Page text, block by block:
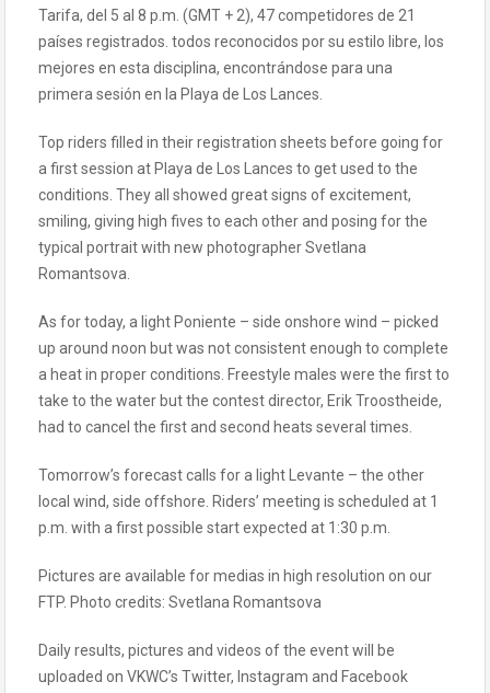
Tarifa, del 5 al 8 p.m. (GMT + 2), 47 competidores de 21
países registrados. todos reconocidos por su estilo libre, los
mejores en esta disciplina, encontrándose para una
primera sesión en la Playa de Los Lances.
Top riders filled in their registration sheets before going for
a first session at Playa de Los Lances to get used to the
conditions. They all showed great signs of excitement,
smiling, giving high fives to each other and posing for the
typical portrait with new photographer Svetlana
Romantsova.
As for today, a light Poniente – side onshore wind – picked
up around noon but was not consistent enough to complete
a heat in proper conditions. Freestyle males were the first to
take to the water but the contest director, Erik Troostheide,
had to cancel the first and second heats several times.
Tomorrow’s forecast calls for a light Levante – the other
local wind, side offshore. Riders’ meeting is scheduled at 1
p.m. with a first possible start expected at 1:30 p.m.
Pictures are available for medias in high resolution on our
FTP. Photo credits: Svetlana Romantsova
Daily results, pictures and videos of the event will be
uploaded on VKWC’s Twitter, Instagram and Facebook